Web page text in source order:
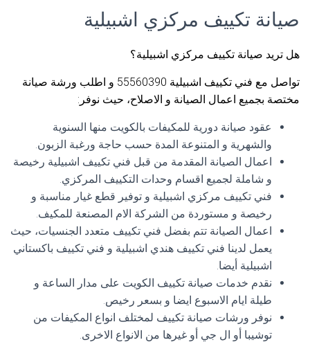
صيانة تكييف مركزي اشبيلية
هل تريد صيانة تكييف مركزي اشبيلية؟
تواصل مع فني تكييف اشبيلية 55560390 و اطلب ورشة صيانة
مختصة بجميع اعمال الصيانة و الاصلاح، حيث نوفر:
عقود صيانة دورية للمكيفات بالكويت منها السنوية
والشهرية و المتنوعة المدة حسب حاجة ورغبة الزبون.
اعمال الصيانة المقدمة من قبل فني تكييف اشبيلية رخيصة
و شاملة لجميع اقسام وحدات التكييف المركزي.
فني تكييف مركزي اشبيلية و توفير قطع غيار مناسبة و
رخيصة و مستوردة من الشركة الام المصنعة للمكيف.
اعمال الصيانة تتم بفضل فني تكييف متعدد الجنسيات، حيث
يعمل لدينا فني تكييف هندي اشبيلية و فني تكييف باكستاني
اشبيلية أيضا.
نقدم خدمات صيانة تكييف الكويت على مدار الساعة و
طيلة ايام الاسبوع ايضا و بسعر رخيص.
نوفر ورشات صيانة تكييف لمختلف انواع المكيفات من
توشيبا أو ال جي أو غيرها من الانواع الاخرى.